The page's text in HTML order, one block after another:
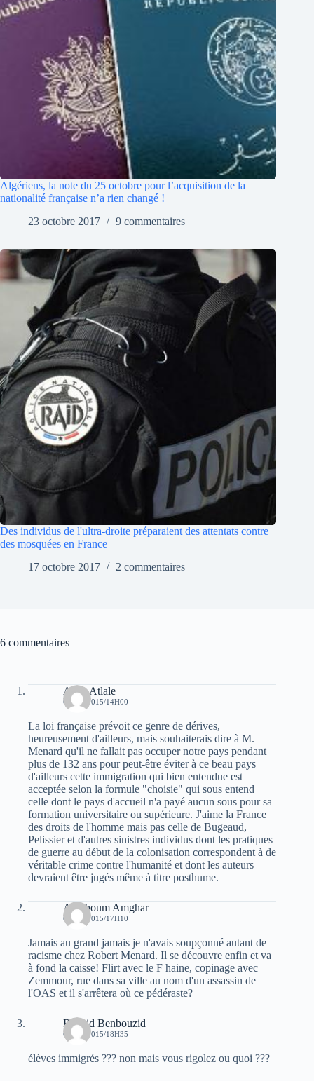
Algériens, la note du 25 octobre pour l’acquisition de la
nationalité française n’a rien changé !
23 octobre 2017
9 commentaires
Des individus de l'ultra-droite préparaient des attentats contre
des mosquées en France
17 octobre 2017
2 commentaires
6 commentaires
Atala Atlale
6 MAI 2015/14H00
La loi française prévoit ce genre de dérives,
heureusement d'ailleurs, mais souhaiterais dire à M.
Menard qu'il ne fallait pas occuper notre pays pendant
plus de 132 ans pour peut-être éviter à ce beau pays
d'ailleurs cette immigration qui bien entendue est
acceptée selon la formule "choisie" qui sous entend
celle dont le pays d'accueil n'a payé aucun sous pour sa
formation universitaire ou supérieure. J'aime la France
des droits de l'homme mais pas celle de Bugeaud,
Pelissier et d'autres sinistres individus dont les pratiques
de guerre au début de la colonisation correspondent à de
véritable crime contre l'humanité et dont les auteurs
devraient être jugés même à titre posthume.
Amchoum Amghar
6 MAI 2015/17H10
Jamais au grand jamais je n'avais soupçonné autant de
racisme chez Robert Menard. Il se découvre enfin et va
à fond la caisse! Flirt avec le F haine, copinage avec
Zemmour, rue dans sa ville au nom d'un assassin de
l'OAS et il s'arrêtera où ce pédéraste?
Rachid Benbouzid
6 MAI 2015/18H35
élèves immigrés ??? non mais vous rigolez ou quoi ???